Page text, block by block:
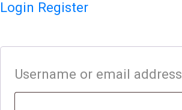
Login Register
Username or email address